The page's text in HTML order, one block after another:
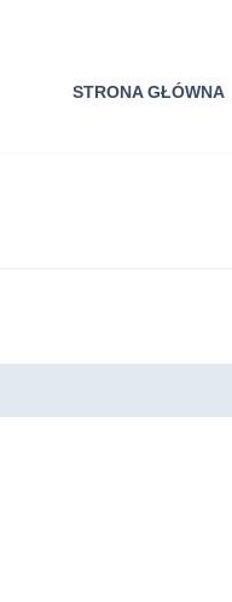
STRONA GŁÓWNA